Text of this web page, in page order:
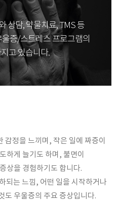
상담, 약물치료, TMS 등
증/스트레스 프로그램의
고 있습니다.
감정을 느끼며, 작은 일에 짜증이
하게 늘기도 하며, 불면이
상을 경험하기도 합니다.
되는 느낌, 어떤 일을 시작하거나
도 우울증의 주요 증상입니다.